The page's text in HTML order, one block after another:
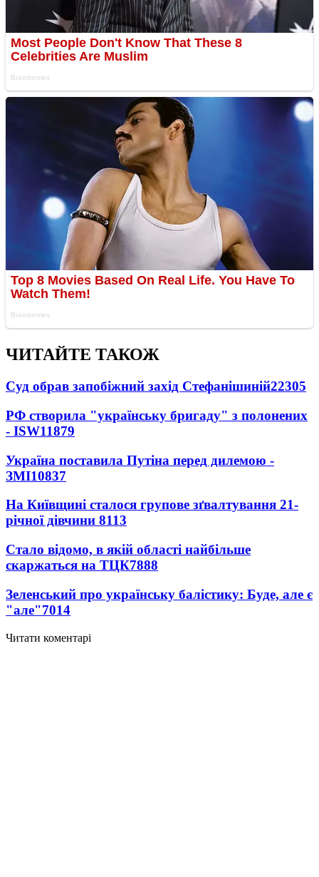
ЧИТАЙТЕ ТАКОЖ
Суд обрав запобіжний захід Стефанішиній22305
РФ створила "українську бригаду" з полонених
- ISW11879
Україна поставила Путіна перед дилемою -
ЗМІ10837
На Київщині сталося групове зґвалтування 21-
річної дівчини 8113
Стало відомо, в якій області найбільше
скаржаться на ТЦК7888
Зеленський про українську балістику: Буде, але є
"але"7014
Читати коментарі